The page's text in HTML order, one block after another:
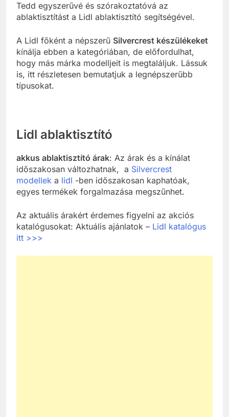
Tedd egyszerűvé és szórakoztatóvá az
ablaktisztítást a Lidl ablaktisztító segítségével.
A Lidl főként a népszerű Silvercrest készülékeket
kínálja ebben a kategóriában, de előfordulhat,
hogy más márka modelljeit is megtaláljuk. Lássuk
is, itt részletesen bemutatjuk a legnépszerűbb
típusokat.
Lidl ablaktisztító
akkus ablaktisztító árak: Az árak és a kínálat
időszakosan változhatnak, a Silvercrest
modellek a lidl -ben időszakosan kaphatóak,
egyes termékek forgalmazása megszűnhet.
Az aktuális árakért érdemes figyelni az akciós
katalógusokat: Aktuális ajánlatok – Lidl katalógus
itt >>>